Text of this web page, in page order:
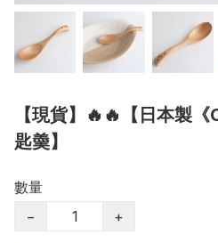
【現貨】🔥🔥【日本製
匙羮】
數量
−
+